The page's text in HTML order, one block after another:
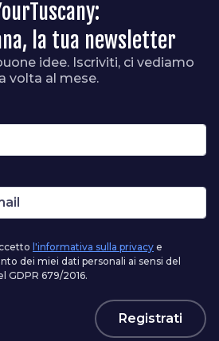
la tua newsletter
idee. Iscriviti, ci vediamo
volta al mese.
l'informativa sulla privacy e
dei miei dati personali ai sensi del
GDPR 679/2016.
Registrati